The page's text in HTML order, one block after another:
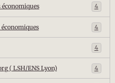
4
4
4
( LSH/ENS Lyon) 4